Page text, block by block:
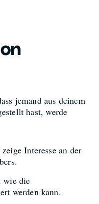
jemand aus deinem
hast, werde
Interesse an der
wie die
werden kann.